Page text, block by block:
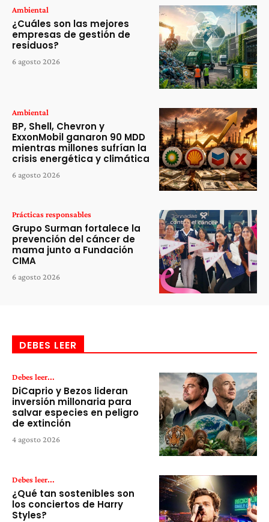
Ambiental
¿Cuáles son las mejores
empresas de gestión de
residuos?
6 agosto 2026
Ambiental
BP, Shell, Chevron y
ExxonMobil ganaron 90 MDD
mientras millones sufrían la
crisis energética y climática
6 agosto 2026
Prácticas responsables
Grupo Surman fortalece la
prevención del cáncer de
mama junto a Fundación
CIMA
6 agosto 2026
DEBES LEER
Debes leer...
DiCaprio y Bezos lideran
inversión millonaria para
salvar especies en peligro
de extinción
4 agosto 2026
Debes leer...
¿Qué tan sostenibles son
los conciertos de Harry
Styles?